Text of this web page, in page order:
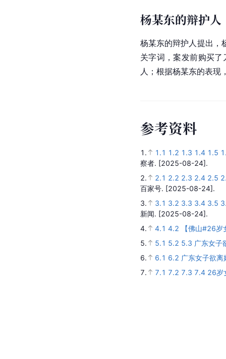
杨某东的辩护人
杨某东的辩护人提出，
关字词，案发前购买
人；根据杨某东的表现
参考资料
1. 1.1 1.2 1.3 1.4 1.5
察者. [2025-08-24].
2.
2.1 2.2 2.3 2.4 2.5
百家号. [2025-08-24].
3.
3.1 3.2 3.3 3.4 3.5
新闻. [2025-08-24].
4.
4.1 4.2
【佛山#26岁
5.
5.1 5.2 5.3 广东女子
6.
6.1 6.2 广东女子欲
7.
7.1 7.2 7.3 7.4 26岁